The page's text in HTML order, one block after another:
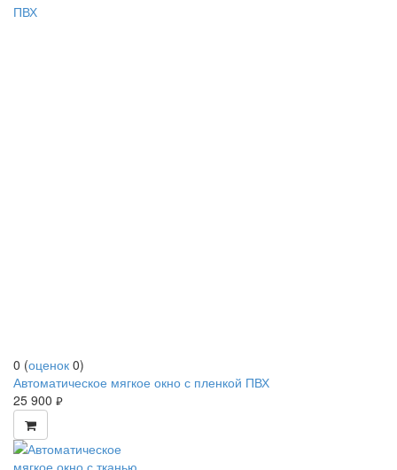
0 (оценок 0)
Автоматическое мягкое окно с пленкой ПВХ
25 900 руб.